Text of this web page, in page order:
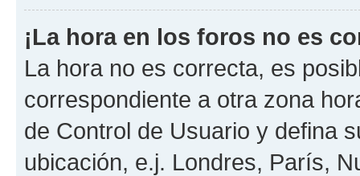
¡La hora en los foros no es
La hora no es correcta, es
correspondiente a otra zona
de Control de Usuario y defina
ubicación, e.j. Londres, París,